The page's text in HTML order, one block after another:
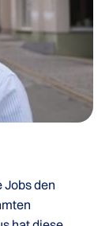
Jobs den